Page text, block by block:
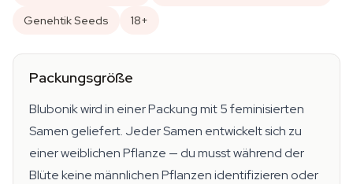
Genehtik Seeds
18+
Packungsgröße
Blubonik wird in einer Packung mit 5 feminisierten
Samen geliefert. Jeder Samen entwickelt sich zu
einer weiblichen Pflanze — du musst während der
Blüte keine männlichen Pflanzen identifizieren oder